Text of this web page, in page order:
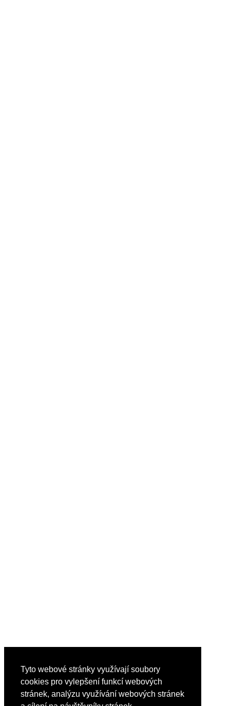
Tyto webové stránky využívají soubory
cookies pro vylepšení funkcí webových
stránek, analýzu využívání webových stránek